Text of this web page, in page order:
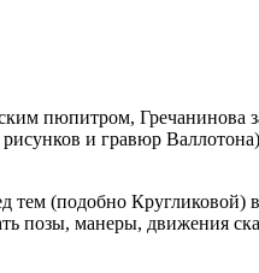
пюпитром, Гречанинова
и гравюр
тем (подобно
позы, манеры, движения